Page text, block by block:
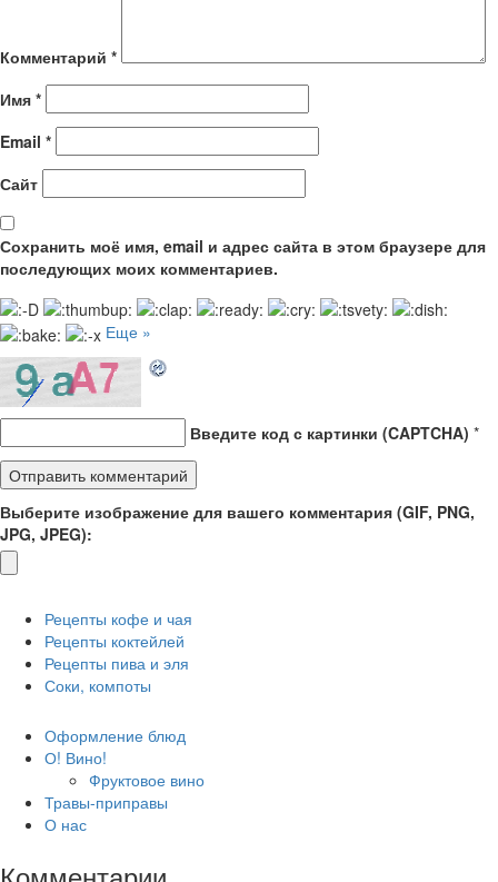
Комментарий *
Имя *
Email *
Сайт
Сохранить моё имя, email и адрес сайта в этом браузере для
последующих моих комментариев.
Еще »
Введите код с картинки (CAPTCHA) *
Выберите изображение для вашего комментария (GIF, PNG,
JPG, JPEG):
Рецепты кофе и чая
Рецепты коктейлей
Рецепты пива и эля
Соки, компоты
Оформление блюд
О! Вино!
Фруктовое вино
Травы-приправы
О нас